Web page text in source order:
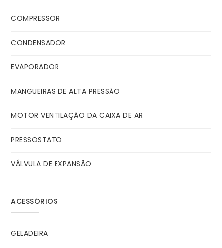
COMPRESSOR
CONDENSADOR
EVAPORADOR
MANGUEIRAS DE ALTA PRESSÃO
MOTOR VENTILAÇÃO DA CAIXA DE AR
PRESSOSTATO
VÁLVULA DE EXPANSÃO
ACESSÓRIOS
GELADEIRA